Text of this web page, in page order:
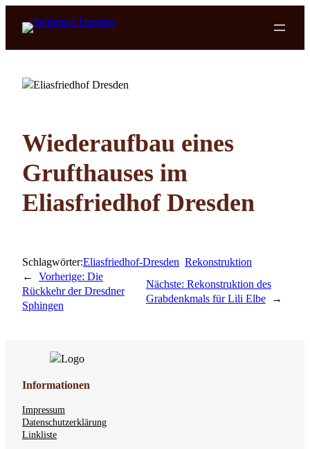
Inhalt
Wiederaufbau eines
Grufthauses im
Eliasfriedhof Dresden
Schlagwörter:Eliasfriedhof-Dresden Rekonstruktion
← Vorherige: Die
Rückkehr der Dresdner
Sphingen
Nächste: Rekonstruktion des
Grabdenkmals für Lili Elbe →
Informationen
Impressum
Datenschutzerklärung
Linkliste